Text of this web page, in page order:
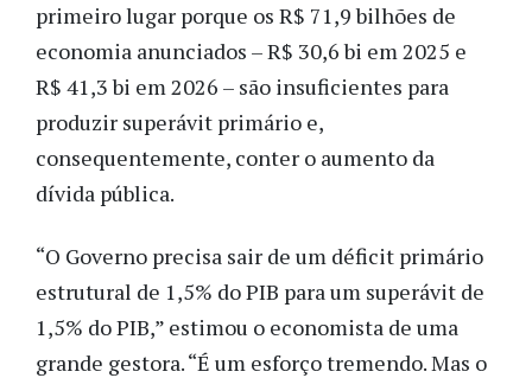
primeiro lugar porque os R$ 71,9 bilhões de
economia anunciados – R$ 30,6 bi em 2025 e
R$ 41,3 bi em 2026 – são insuficientes para
produzir superávit primário e,
consequentemente, conter o aumento da
dívida pública.
“O Governo precisa sair de um déficit primário
estrutural de 1,5% do PIB para um superávit de
1,5% do PIB,” estimou o economista de uma
grande gestora. “É um esforço tremendo. Mas o